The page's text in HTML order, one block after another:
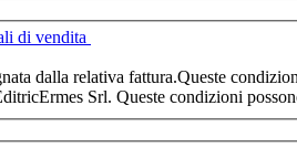
di vendita
dalla relativa fattura.Queste
Srl. Queste condizioni